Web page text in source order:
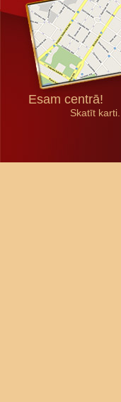
Esam centrā!
Skatīt karti...